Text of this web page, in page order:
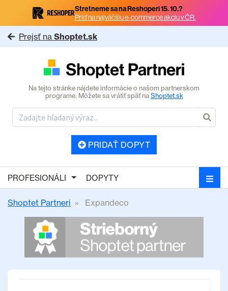
Stretneme sa na Reshoperi 15. 10.?
Príď na najväčšiu e-commerce akciu v ČR.
Prejsť na Shoptet.sk
Na tejto stránke nájdete informácie o našom partnerskom
programe. Môžete sa vrátiť späť naShoptet.sk
PRIDAŤ DOPYT
PROFESIONÁLI DOPYTY
Shoptet Partneri Expandeco